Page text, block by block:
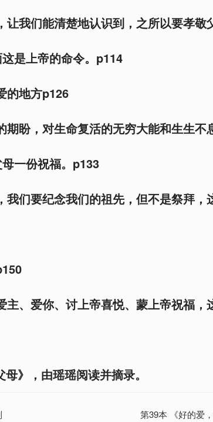
让我们能清楚地认识到，之所以要孝敬
是上帝的命令。p114
的地方p126
期盼，对生命复活的无穷大能和生生不
一份祝福。p133
我们要纪念我们的祖先，但不是祭拜，
主、爱你、讨上帝喜悦、蒙上帝祝福，
》，由瑶瑶阅读并摘录。
第39本 《好的爱